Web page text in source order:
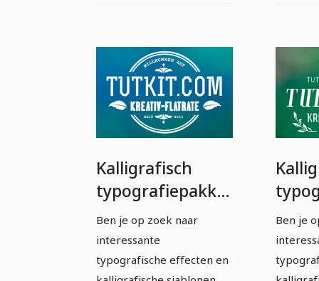
Kalligrafisch
typografiepakket
- volledig
bewerkbare
sjablonen -
Ben je op zoek naar
interessante
typografische effecten en
-
Ben je